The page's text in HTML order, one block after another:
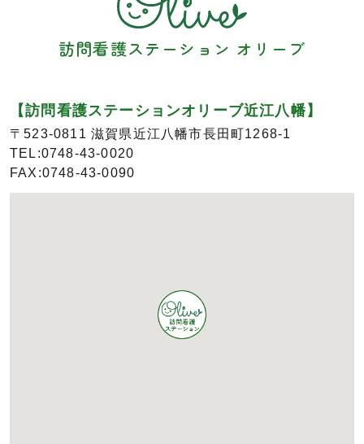
訪問看護ステーション オリーブ
【訪問看護ステーションオリーブ近江八幡】
〒523-0811 滋賀県近江八幡市長田町1268-1
TEL:0748-43-0020
FAX:0748-43-0090